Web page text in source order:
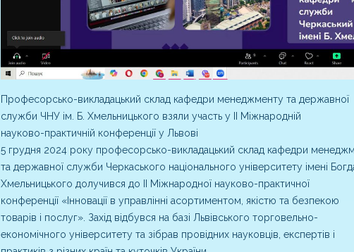
Професорсько-викладацький склад кафедри менеджменту та державної
служби ЧНУ ім. Б. Хмельницького взяли участь у II Міжнародній
науково-практичній конференції у Львові
5 грудня 2024 року професорсько-викладацький склад кафедри
та державної служби Черкаського національного університету імені
Хмельницького долучився до II Міжнародної науково-практичної
конференції «Інновації в управлінні асортиментом, якістю та безпекою
товарів і послуг». Захід відбувся на базі Львівського торговельно-
економічного університету та зібрав провідних науковців, експертів і